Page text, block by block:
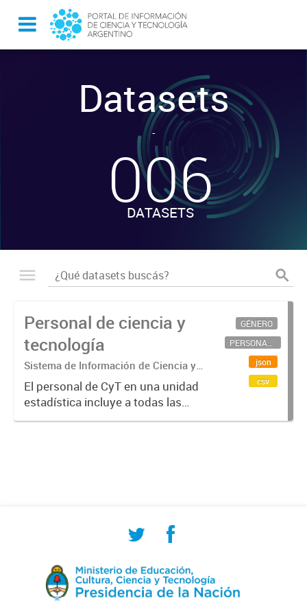
Datasets
-
006
DATASETS
Personal de ciencia y
tecnología
Sistema de Información de Ciencia y
Tecnología Argentino (SICYTAR)
El personal de CyT en una unidad
estadística incluye a todas las
personas involucradas
GÉNERO
PERSONAL CIENTÍFICO-TECNOLÓGICO
json
csv